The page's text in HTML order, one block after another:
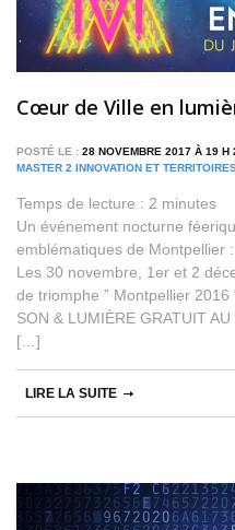
Cœur de Ville en
POSTÉ LE : 28 NOVEMBRE 2017 À 19
MASTER 2 INNOVATION ET
Temps de lecture : 2 minutes
Un événement nocturne
emblématiques de Montpellier
Les 30 novembre, 1er et 2
de triomphe ” Montpellier
SON & LUMIÈRE GRATUIT
[…]
LIRE LA SUITE